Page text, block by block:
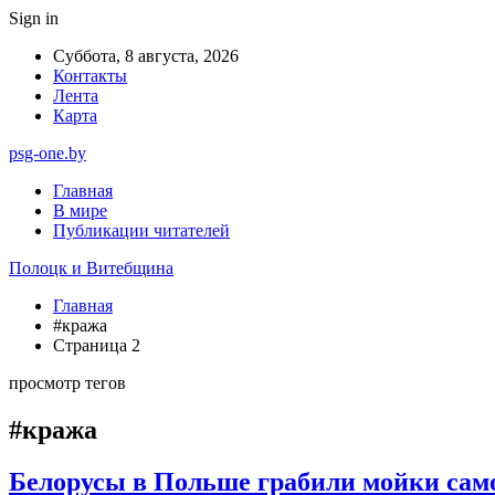
Sign in
Суббота, 8 августа, 2026
Контакты
Лента
Карта
psg-one.by
Главная
В мире
Публикации читателей
Полоцк и Витебщина
Главная
#кража
Страница 2
просмотр тегов
#кража
Белорусы в Польше грабили мойки